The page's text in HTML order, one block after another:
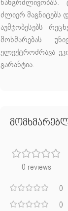
ძლიერ მაგნიტებს
აუმჯობესებს
მოხმარებას
ელექტროძრავა
გარანტია.
0 reviews
0
0